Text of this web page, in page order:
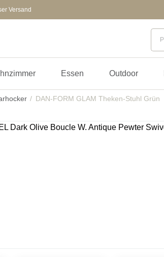
Versand
Essen Outdoor
DAN-FORM GLAM Theken-Stuhl Grün